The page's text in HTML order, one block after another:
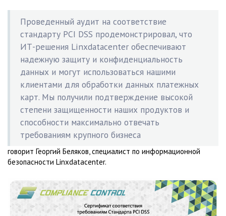
Проведенный аудит на соответствие
стандарту PCI DSS продемонстрировал, что
ИТ-решения Linxdatacenter обеспечивают
надежную защиту и конфиденциальность
данных и могут использоваться нашими
клиентами для обработки данных платежных
карт. Мы получили подтверждение высокой
степени защищенности наших продуктов и
способности максимально отвечать
требованиям крупного бизнеса
говорит Георгий Беляков, специалист по информационной
безопасности Linxdatacenter.